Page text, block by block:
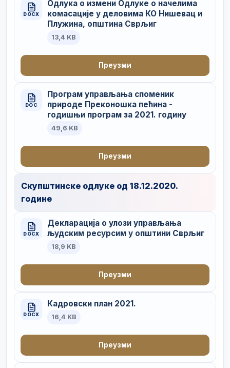
DOCX
Одлука о измени Одлуке о начелима
комасације у деловима КО Нишевац и
Плужина, општина Сврљиг
13,4 KB
Преузми
DOC
Програм управљања споменик
природе Преконошка пећина -
годишњи програм за 2021. годину
49,6 KB
Преузми
Скупштинске одлуке од 18.12.2020.
године
DOCX
Декларација о улози управљања
људским ресурсим у општини Сврљиг
18,9 KB
Преузми
DOCX
Кадровски план 2021.
16,4 KB
Преузми